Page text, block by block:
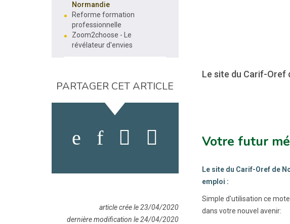
Le site du Carif-
Votre futur
Le site du Carif-Oref de
emploi :
Simple d'utilisation ce
dans votre nouvel avenir:
Normandie
Reforme formation
professionnelle
Zoom2choose - Le
révélateur d'envies
PARTAGER CET ARTICLE
article crée le 23/04/2020
dernière modification le 24/04/2020